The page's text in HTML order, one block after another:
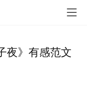
夜》有感范文